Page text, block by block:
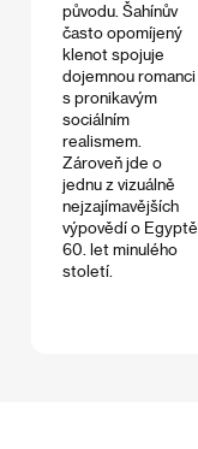
původu. Šahínův
často opomíjený
klenot spojuje
dojemnou romanci
s pronikavým
sociálním
realismem.
Zároveň jde o
jednu z vizuálně
nejzajímavějších
výpovědí o Egyptě
60. let minulého
století.